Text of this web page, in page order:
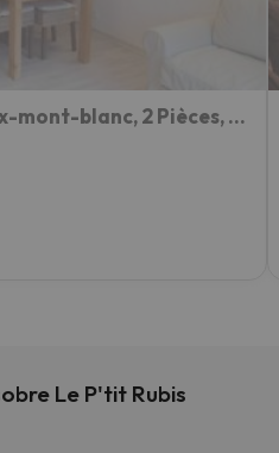
Appartement Chamonix-mont-blanc, 2 Pièces, 5 Personnes - Fr-1-517-39
Le P'tit Rubis